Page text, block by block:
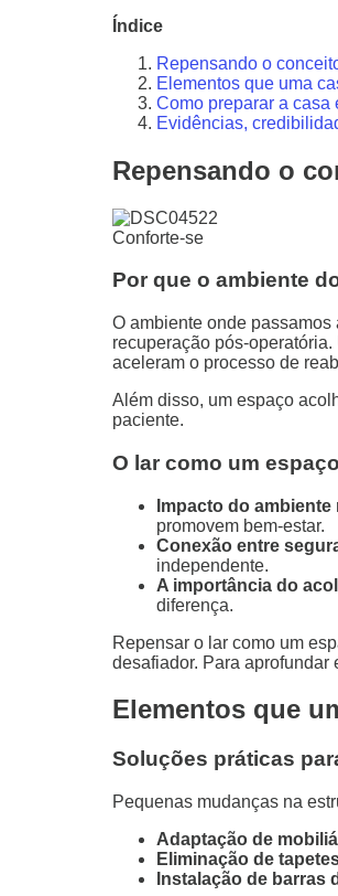
Índice
Repensando o
Elementos que uma
Como preparar a casa
Evidências,
Repensando o
Conforte-se
Por que o ambiente
O ambiente onde
recuperação pós-
aceleram o processo de
Além disso, um espaço
paciente.
O lar como um
Impacto do
promovem bem-estar.
Conexão entre
independente.
A importância do
diferença.
Repensar o lar como um
desafiador. Para aprofundar
Elementos que
Soluções práticas
Pequenas mudanças na
Adaptação de
Eliminação de
Instalação de barras